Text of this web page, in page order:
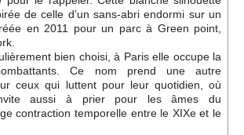
de celle d’un sans-abri endormi sur un
en 2011 pour un parc à Green point,
bien choisi, à Paris elle occupe la
Ce nom prend une autre
ceux qui luttent pour leur quotidien, où
invite aussi à prier pour les âmes du
contraction temporelle entre le XIXe et le